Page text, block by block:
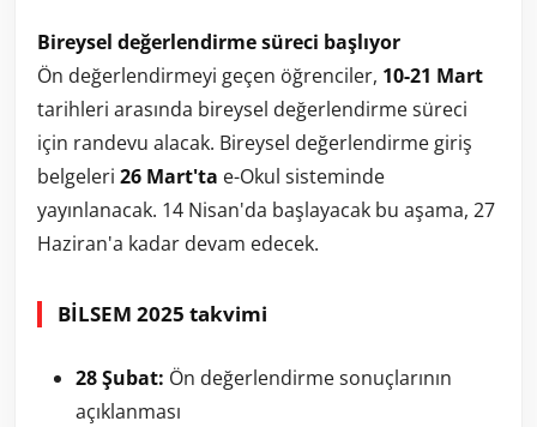
Bireysel değerlendirme süreci başlıyor
Ön değerlendirmeyi geçen öğrenciler, 10-21 Mart
tarihleri arasında bireysel değerlendirme süreci
için randevu alacak. Bireysel değerlendirme giriş
belgeleri 26 Mart'ta e-Okul sisteminde
yayınlanacak. 14 Nisan'da başlayacak bu aşama, 27
Haziran'a kadar devam edecek.
BİLSEM 2025 takvimi
28 Şubat: Ön değerlendirme sonuçlarının
açıklanması